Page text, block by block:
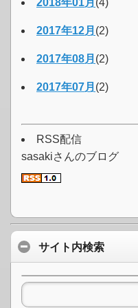
2018年01月 (4)
2017年12月 (2)
2017年08月 (2)
2017年07月 (2)
RSS配信
sasakiさんのブログ
サイト内検索